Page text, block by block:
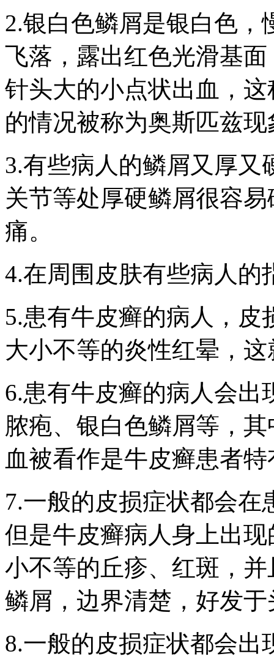
2.银白色鳞屑是银白色
飞落，露出红色光滑基
针头大的小点状出血，
的情况被称为奥斯匹兹现
3.有些病人的鳞屑又厚
关节等处厚硬鳞屑很容
痛。
4.在周围皮肤有些病人的
5.患有牛皮癣的病人，
大小不等的炎性红晕，
6.患有牛皮癣的病人会
脓疱、银白色鳞屑等，
血被看作是牛皮癣患者
7.一般的皮损症状都会
但是牛皮癣病人身上出
小不等的丘疹、红斑，
鳞屑，边界清楚，好发
8.一般的皮损症状都会